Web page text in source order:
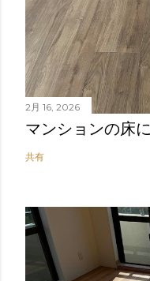
2月 16, 2026
マンションの床
共有